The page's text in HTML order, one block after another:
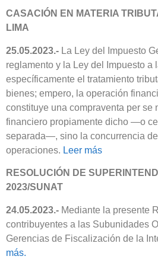
CASACIÓN EN MATERIA
LIMA
25.05.2023.- La Ley del Impuesto
reglamento y la Ley del Impuesto a
específicamente el tratamiento
bienes; empero, la operación
constituye una compraventa per se
financiero propiamente dicho —o
separada—, sino la concurrencia
operaciones. Leer más
RESOLUCIÓN DE
2023/SUNAT
24.05.2023.- Mediante la presente
contribuyentes a las Subunidades
Gerencias de Fiscalización de la
más.